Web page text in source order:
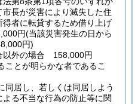
長が災害により滅失した住
者に転貸するため借り上げ
円(当該災害発生の日から
円)
以外の場合 158,000円
ことが明らかな者であるこ
同居し、若しくは同居しよう
る不当な行為の防止等に関